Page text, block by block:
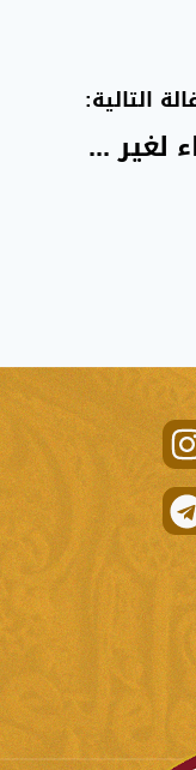
التالية:
الانتماء لغير الأب